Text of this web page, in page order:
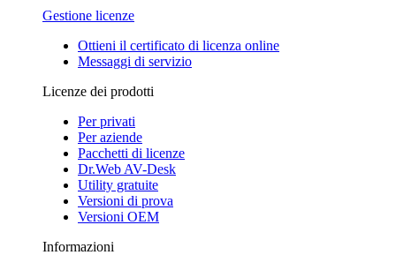
Gestione licenze
Ottieni il certificato di licenza online
Messaggi di servizio
Licenze dei prodotti
Per privati
Per aziende
Pacchetti di licenze
Dr.Web AV-Desk
Utility gratuite
Versioni di prova
Versioni OEM
Informazioni